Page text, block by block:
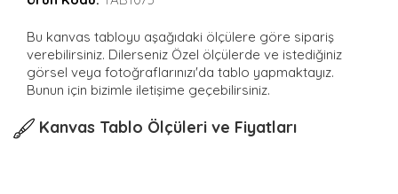
Bu kanvas tabloyu aşağıdaki ölçülere göre sipariş
verebilirsiniz. Dilerseniz Özel ölçülerde ve istediğiniz
görsel veya fotoğraflarınızı'da tablo yapmaktayız.
Bunun için bizimle iletişime geçebilirsiniz.
Kanvas Tablo Ölçüleri ve Fiyatları